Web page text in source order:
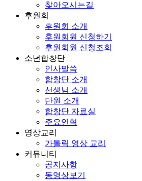
찾아오시는길
후원회
후원회 소개
후원회원 신청하기
후원회원 신청조회
소년합창단
인사말씀
합창단 소개
선생님 소개
단원 소개
합창단 자료실
주요연혁
영상교리
가톨릭 영상 교리
커뮤니티
공지사항
동영상보기